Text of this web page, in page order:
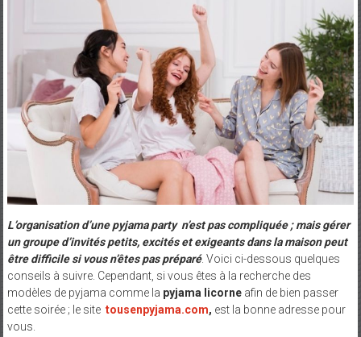
L’organisation d’une pyjama party n’est pas compliquée ; mais gérer
un groupe d’invités petits, excités et exigeants dans la maison peut
être difficile si vous n’êtes pas préparé. Voici ci-dessous quelques
conseils à suivre. Cependant, si vous êtes à la recherche des
modèles de pyjama comme la pyjama licorneafin de bien passer
cette soirée ; le site tousenpyjama.com, est la bonne adresse pour
vous.